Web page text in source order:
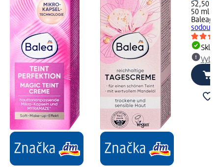
52,50 Kč
50 ml
Balea
sodou a